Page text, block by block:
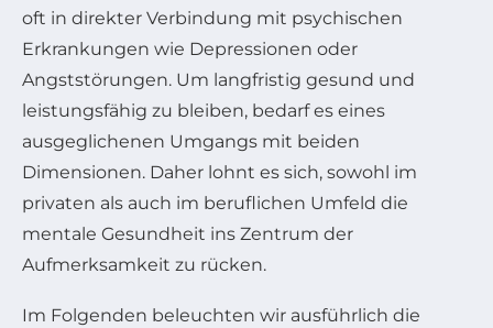
oft in direkter Verbindung mit psychischen
Erkrankungen wie Depressionen oder
Angststörungen. Um langfristig gesund und
leistungsfähig zu bleiben, bedarf es eines
ausgeglichenen Umgangs mit beiden
Dimensionen. Daher lohnt es sich, sowohl im
privaten als auch im beruflichen Umfeld die
mentale Gesundheit ins Zentrum der
Aufmerksamkeit zu rücken.
Im Folgenden beleuchten wir ausführlich die